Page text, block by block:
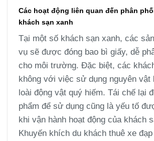
Các hoạt động liên quan đến phân
khách sạn xanh
Tại một số khách sạn xanh, các
vụ sẽ được đóng bao bì giấy, dễ
cho môi trường. Đặc biệt, các
không với việc sử dụng nguyên vật
loài động vật quý hiếm. Tái chế lại
phẩm để sử dụng cũng là yếu tố
khi vận hành hoạt động của khách
Khuyến khích du khách thuê xe